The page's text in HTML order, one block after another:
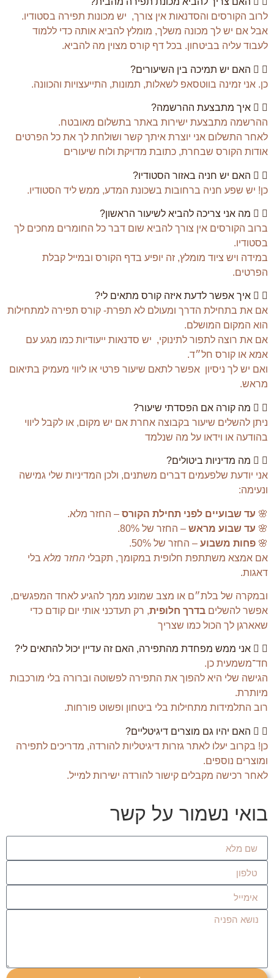
לרוב הקורסים והסדנאות אין צורך, יש מכונות תפירה בסטודיו.
אבל אם יש לך מכונה משלך, מומלץ להביא אותה כדי ללמוד
לעבוד עליה בביטחון. בכל דף קורס מצוין מה להביא.
האם יש תמיכה בין השיעורים?
כן. אני זמינה בווטסאפ לשאלות, תמונות, התייעצויות והכוונה.
איך מתבצעת ההרשמה?
ההרשמה מתבצעת ישירות באתר בתשלום מאובטח.
לאחר התשלום אני יוצרת איתך קשר ושולחת לך את כל הפרטים
אודות הקורס שבחרת, כתובת מדויקת ולוח שיעורים
האם יש חניה באזור הסטודיו?
כן! יש שפע חניה ברחובות בשכונת המדע, ממש ליד הסטודיו.
מה אני צריכה להביא לשיעור הראשון?
ברוב הקורסים אין צורך להביא שום דבר כל החומרים מחכים לך
בסטודיו.
במידה ויש ציוד מומלץ, זה יופיע בדף הקורס ובמייל קבלת
הפרטים.
איך אפשר לדעת איזה קורס מתאים לי?
אם את בתחילת הדרך ומעולם לא תפרת- קורס תפירה למתחילות
הוא המקום המושלם.
אם את רוצה לתפור לתינוקי, יש סדנאות ייעודיות כמו מגע עם
אמא או קורס חל״ד.
ואם יש לך ניסיון אפשר לתאם שיעור פרטי או ליווי מעמיק בתיאום
מראש.
מה קורה אם הפסדתי שיעור?
ניתן להשלים שיעור בקבוצה אחרת אם יש מקום, או לקבל ליווי
בהודעה או וידאו על מה שנלמד
מה מדיניות ביטולים?
אני יודעת שלפעמים דברים משתנים, ולכן המדיניות שלי גמישה
ונעימה:
🌸 עד שבועיים לפני תחילת הקורס – החזר מלא.
🌸 עד שבוע מראש – החזר של 80%.
🌸 פחות משבוע – החזר של 50%.
אם אמצא משתתפת חלופית במקומך, תקבלי החזר מלא בלי
דאגות.
ובמקרה של בלת״ם או מצב שמונע ממך להגיע לאחד המפגשים,
אפשר להשלים בדרך חלופית, רק תעדכני אותי יום קודם כדי
שאארגן לך הכול כמו שצריך
אני ממש מפחדת מהתפירה, האם זה עדיין יכול להתאים לי?
חד־משמעית כן.
הגישה שלי היא להפוך את התפירה לפשוטה וברורה בלי מורכבות
מיותרת.
רוב התלמידות מתחילות בלי ביטחון ופשוט פורחות.
האם יהיו גם מוצרים דיגיטליים?
כן! בקרוב יעלו לאתר גזרות דיגיטליות להורדה, מדריכים לתפירה
ומוצרים נוספים.
לאחר רכישה מקבלים קישור להורדה ישירות למייל.
בואי נשמור על קשר